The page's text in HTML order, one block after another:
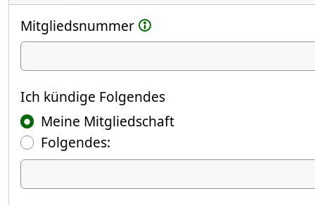
Mitgliedsnummer
Ich kündige
Ich kündige Folgendes
Meine Mitgliedschaft
Folgendes:
Ich kündige Folgendes